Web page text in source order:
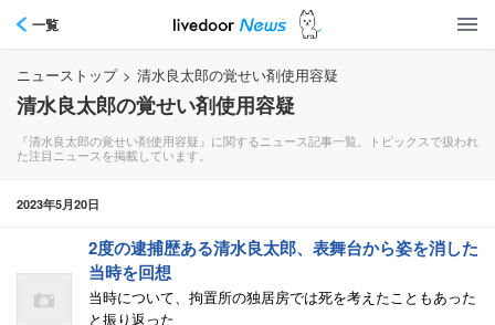
一覧
ニューストップ > 清水良太郎の覚せい剤使用容疑
清水良太郎の覚せい剤使用容疑
『清水良太郎の覚せい剤使用容疑』に関するニュース記事一覧。トピックスで扱われ
た注目ニュースを掲載しています。
2023年5月20日
2度の逮捕歴ある清水良太郎、表舞台から姿を消した
当時を回想
当時について、拘置所の独居房では死を考えたこともあった
と振り返った